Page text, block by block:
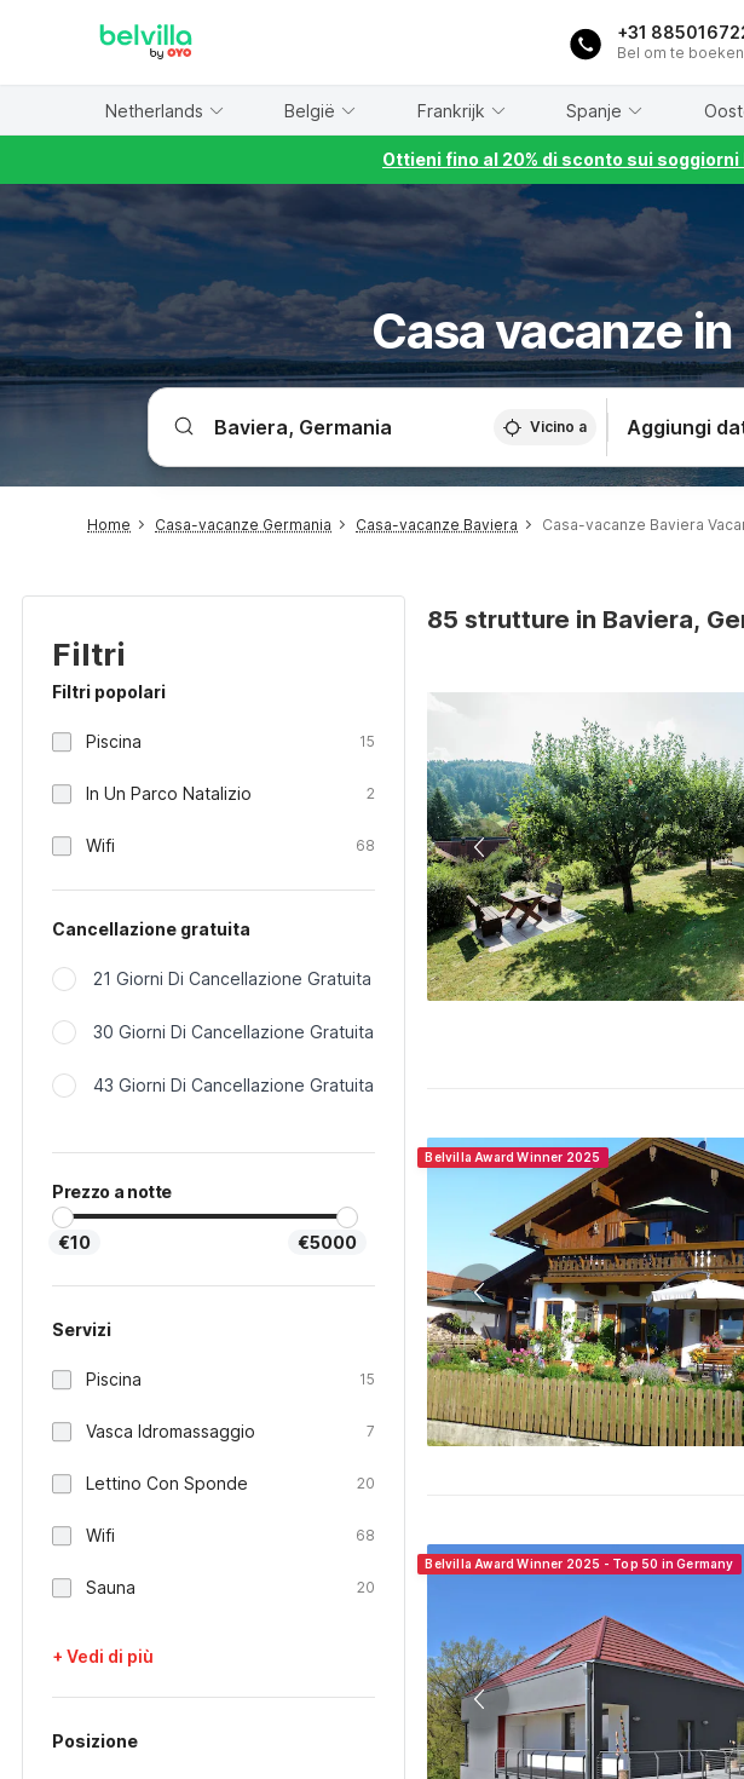
+31
Bel om te boeken
Netherlands België Frankrijk Spanje
Ottieni fino al 20% di sconto sui
Casa vacanze
Vicino a Aggiungi
Home Casa-vacanze Germania Casa-vacanze Baviera Casa-vacanze Baviera
Filtri
Filtri popolari
Piscina 15
In Un Parco Natalizio 2
Wifi 68
Cancellazione gratuita
21 Giorni Di Cancellazione Gratuita
30 Giorni Di Cancellazione Gratuita
43 Giorni Di Cancellazione Gratuita
Prezzo a notte
€10 €5000
Servizi
Piscina 15
Vasca Idromassaggio 7
Lettino Con Sponde 20
Wifi 68
Sauna 20
+ Vedi di più
Posizione
85 strutture in Baviera,
Belvilla Award Winner 2025
Belvilla Award Winner 2025 - Top 50 in Germany